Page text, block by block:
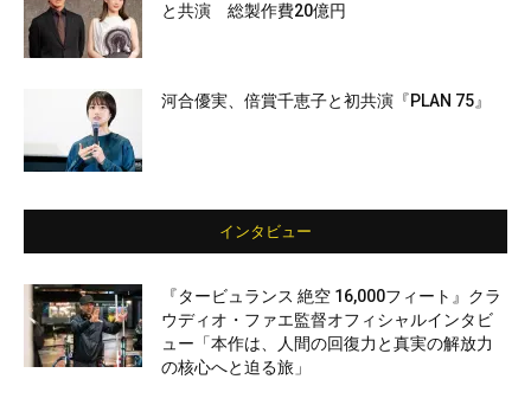
と共演 総製作費20億円
河合優実、倍賞千恵子と初共演『PLAN 75』
インタビュー
『タービュランス 絶空 16,000フィート』クラ
ウディオ・ファエ監督オフィシャルインタビ
ュー「本作は、人間の回復力と真実の解放力
の核心へと迫る旅」